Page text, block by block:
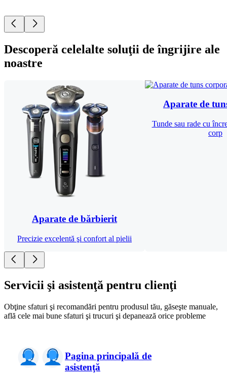
Descoperă celelalte soluţii de îngrijire ale
noastre
Aparate de bărbierit
Precizie excelentă şi confort al pielii
Aparate de
Tunde sau rade cu
corp
Servicii şi asistenţă pentru clienţi
Obţine sfaturi şi recomandări pentru produsul tău, găseşte manuale,
află cele mai bune sfaturi şi trucuri şi depanează orice probleme
Pagina principală de
asistenţă